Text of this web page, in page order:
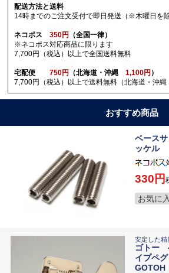
配送方法と送料
14時までのご注文受付で即日発送（※木曜日を除
ネコポス350円
（全国一律）
※ネコポス対応商品に限ります
7,700円（税込）以上で全国送料無料
宅配便750円 （北海道・沖縄1,100円 ）
7,700円（税込）以上で送料無料（北海道・沖
おすすめ商品
ベース
ッケル
330
お気に
安定した精
ゴトー
イプペ